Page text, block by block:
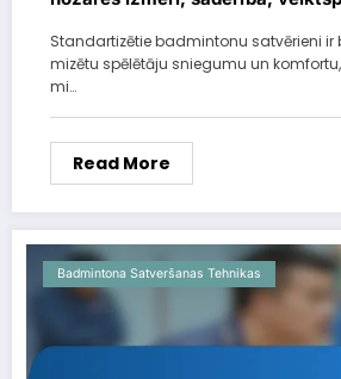
Standartizētie badmintonu satvērieni ir
mizētu spēlētāju sniegumu un
mi…
Read More
Badmintona Satveršanas Tehnikas